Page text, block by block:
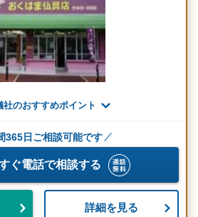
社のおすすめポイント
365日ご相談可能です
ぐ電話で相談する
詳細を見る